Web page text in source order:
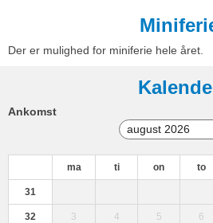
Der er mulighed for miniferie hele året.
Ankomst
ma ti on to
31
32 3 4 5 6